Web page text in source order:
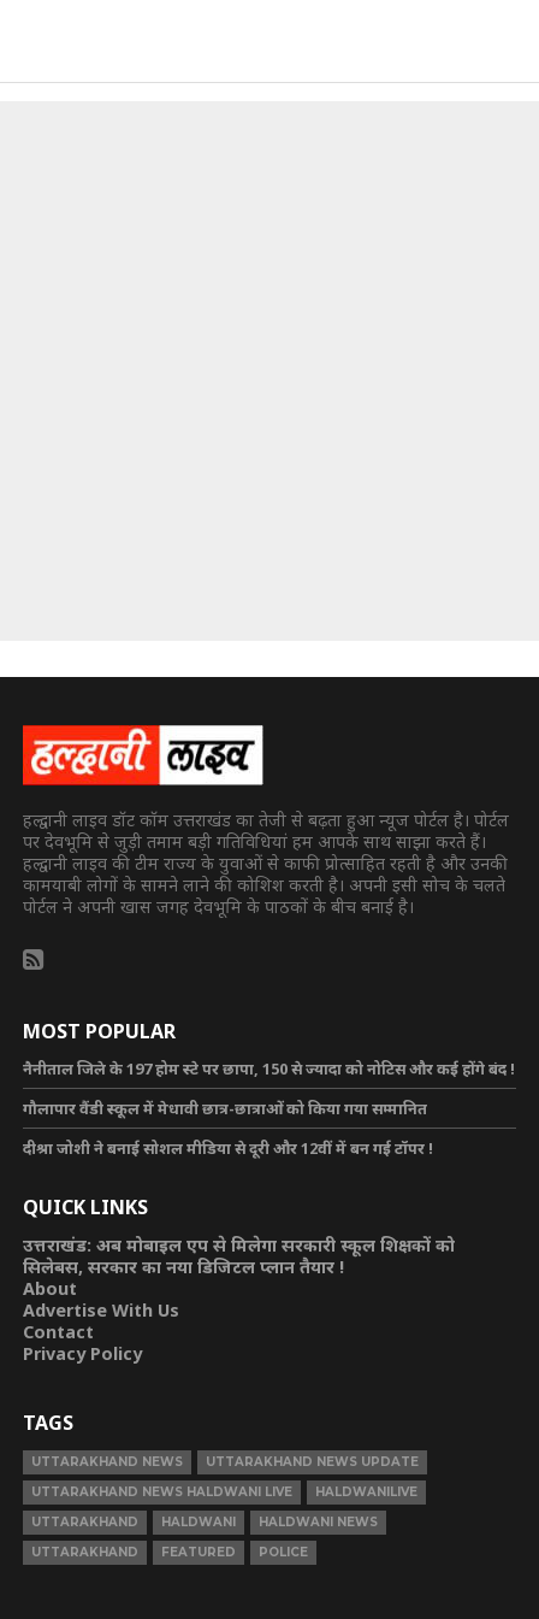
हल्द्वानी लाइव डॉट कॉम उत्तराखंड का तेजी से बढ़ता हुआ न्यूज पोर्टल है। पोर्टल
पर देवभूमि से जुड़ी तमाम बड़ी गतिविधियां हम आपके साथ साझा करते हैं।
हल्द्वानी लाइव की टीम राज्य के युवाओं से काफी प्रोत्साहित रहती है और उनकी
कामयाबी लोगों के सामने लाने की कोशिश करती है। अपनी इसी सोच के चलते
पोर्टल ने अपनी खास जगह देवभूमि के पाठकों के बीच बनाई है।
MOST POPULAR
नैनीताल जिले के 197 होम स्टे पर छापा, 150 से ज्यादा को नोटिस और कई होंगे बंद !
गौलापार वैंडी स्कूल में मेधावी छात्र-छात्राओं को किया गया सम्मानित
दीश्रा जोशी ने बनाई सोशल मीडिया से दूरी और 12वीं में बन गई टॉपर !
QUICK LINKS
उत्तराखंड: अब मोबाइल एप से मिलेगा सरकारी स्कूल शिक्षकों को
सिलेबस, सरकार का नया डिजिटल प्लान तैयार !
About
Advertise With Us
Contact
Privacy Policy
TAGS
UTTARAKHAND NEWS
UTTARAKHAND NEWS UPDATE
UTTARAKHAND NEWS HALDWANI LIVE
HALDWANILIVE
UTTARAKHAND
HALDWANI
HALDWANI NEWS
UTTARAKHAND
FEATURED POLICE